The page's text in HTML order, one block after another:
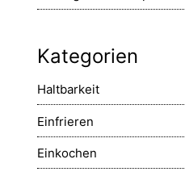
Kategorien
Haltbarkeit
Einfrieren
Einkochen